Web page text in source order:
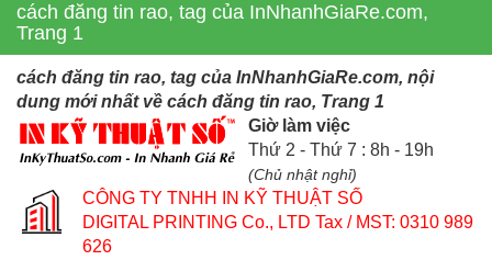
cách đăng tin rao, tag của InNhanhGiaRe.com,
Trang 1
cách đăng tin rao, tag của InNhanhGiaRe.com, nội
dung mới nhất về cách đăng tin rao, Trang 1
Giờ làm việc
Thứ 2 - Thứ 7 : 8h - 19h
(Chủ nhật nghỉ)
CÔNG TY TNHH IN KỸ THUẬT SỐ
DIGITAL PRINTING Co., LTD Tax / MST: 0310 989
626